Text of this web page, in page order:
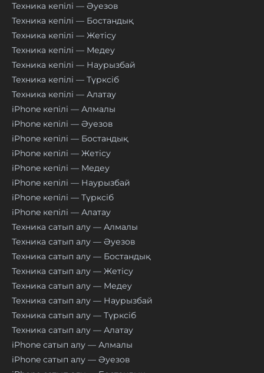
Техника кепілі — Әуезов
Техника кепілі — Бостандық
Техника кепілі — Жетісу
Техника кепілі — Медеу
Техника кепілі — Наурызбай
Техника кепілі — Түрксіб
Техника кепілі — Алатау
iPhone кепілі — Алмалы
iPhone кепілі — Әуезов
iPhone кепілі — Бостандық
iPhone кепілі — Жетісу
iPhone кепілі — Медеу
iPhone кепілі — Наурызбай
iPhone кепілі — Түрксіб
iPhone кепілі — Алатау
Техника сатып алу — Алмалы
Техника сатып алу — Әуезов
Техника сатып алу — Бостандық
Техника сатып алу — Жетісу
Техника сатып алу — Медеу
Техника сатып алу — Наурызбай
Техника сатып алу — Түрксіб
Техника сатып алу — Алатау
iPhone сатып алу — Алмалы
iPhone сатып алу — Әуезов